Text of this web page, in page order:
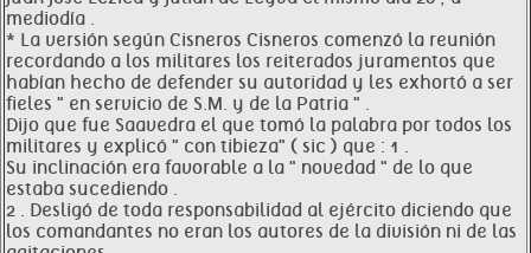
mediodía .
* La versión según Cisneros Cisneros comenzó la reunión
recordando a los militares los reiterados juramentos que
habían hecho de defender su autoridad y les exhortó a ser
fieles " en servicio de S.M. y de la Patria " .
Dijo que fue Saavedra el que tomó la palabra por todos los
militares y explicó " con tibieza" ( sic ) que : 1 .
Su inclinación era favorable a la " novedad " de lo que
estaba sucediendo .
2 . Desligó de toda responsabilidad al ejército diciendo que
los comandantes no eran los autores de la división ni de las